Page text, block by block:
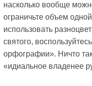
насколько вообще
ограничьте объем
использовать
святого,
орфографии». Ничто
«идиальное владенее